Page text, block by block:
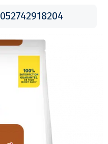
052742918204